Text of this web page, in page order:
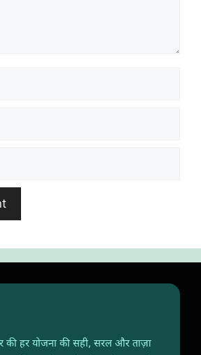
की हर योजना की सही, सरल और ताज़ा